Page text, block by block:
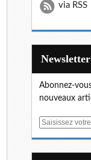
via RSS
Newsletter
Abonnez-
nouveaux
E